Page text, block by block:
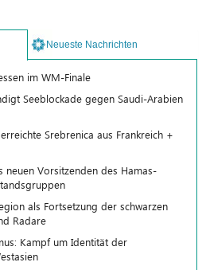
Neueste Nachrichten
im WM-Finale
Seeblockade gegen Saudi-Arabien
Srebrenica aus Frankreich +
neuen Vorsitzenden des Hamas-
als Fortsetzung der schwarzen
Radare
Kampf um Identität der